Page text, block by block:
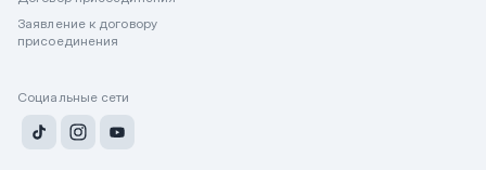
Заявление к договору
присоединения
Социальные сети